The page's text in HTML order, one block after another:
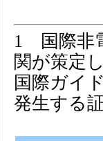
1 国際非
関が策定
国際ガイ
発生する